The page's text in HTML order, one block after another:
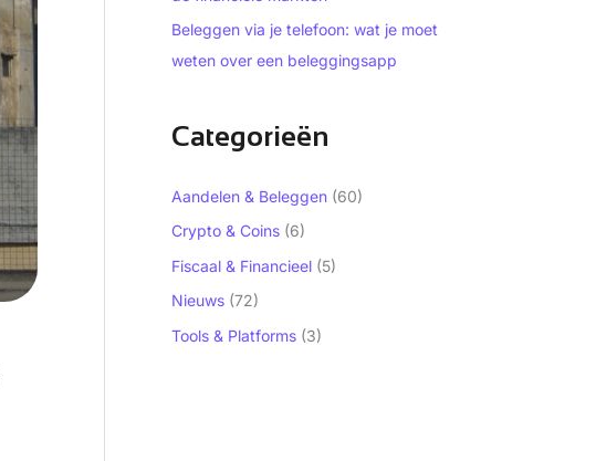
Beleggen via je telefoon: wat je moet
weten over een beleggingsapp
Categorieën
Aandelen & Beleggen (60)
Crypto & Coins (6)
Fiscaal & Financieel (5)
Nieuws (72)
Tools & Platforms (3)